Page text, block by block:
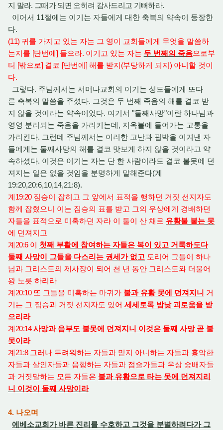
지 말라. 그때가 되면 오히려 감사드리고 기뻐하라.
이어서 11절에는 이기는 자들에게 대한 축복의 약속이 등장한
다.
(11) 귀를 가지고 있는 자는 그 영이 교회들에게 무엇을 말씀하
는지를 [단번에] 들으라. 이기고 있는 자는 두 번째의 죽음으로부
터 [밖으로] 결코 [단번에]해를 받지(부당하게 되지) 아니할 것이
다.
그렇다. 주님께서는 서머나교회의 이기는 성도들에게 또다
른 축복의 말씀을 주셨다. 그것은 두 번째 죽음의 해를 결코 받
지 않을 것이라는 약속이었다. 여기서 "둘째사망"이란 하나님과
영영 분리되는 죽음을 가리키는데, 지옥불에 들어가는 고통을
가리킨다. 그런데 주님께서는 이러한 고난과 핍박을 이겨낸 자
들에게는 둘째사망의 해를 결코 맛보게 하지 않을 것이라고 약
속하셨다. 이것은 이기는 자는 단 한 사람이라도 결코 불못에 던
져지는 일은 없을 것임을 분명하게 말해준다(계
19:20,20:6,10,14,21:8).
계19:20 짐승이 잡히고 그 앞에서 표적을 행하던 거짓 선지자도
함께 잡혔으니 이는 짐승의 표를 받고 그의 우상에게 경배하던
자들을 표적으로 미혹하던 자라 이 둘이 산 채로 유황불 붙는 못
에 던져지고
계20:6 이 첫째 부활에 참여하는 자들은 복이 있고 거룩하도다
둘째 사망이 그들을 다스리는 권세가 없고 도리어 그들이 하나
님과 그리스도의 제사장이 되어 천 년 동안 그리스도와 더불어
왕 노릇 하리라
계20:10 또 그들을 미혹하는 마귀가 불과 유황 못에 던져지니 거
기는 그 짐승과 거짓 선지자도 있어 세세토록 밤낮 괴로움을 받
으리라
계20:14사망과 음부도 불못에 던져지니 이것은 둘째 사망 곧 불
못이라
계21:8 그러나 두려워하는 자들과 믿지 아니하는 자들과 흉악한
자들과 살인자들과 음행하는 자들과 점술가들과 우상 숭배자들
과 거짓말하는 모든 자들은 불과 유황으로 타는 못에 던져지리
니 이것이 둘째 사망이라
4. 나오며
에베소교회가 바른 진리를 수호하고 그것을 분별하려다가 그